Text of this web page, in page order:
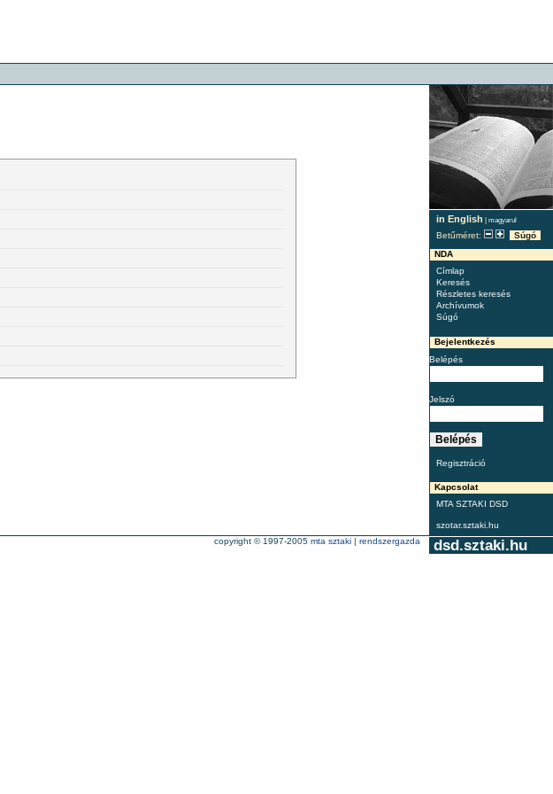
in English | magyarul
Betűméret:
Súgó
NDA
Címlap
Keresés
Részletes keresés
Archívumok
Súgó
Bejelentkezés
Belépés
Jelszó
Regisztráció
Kapcsolat
MTA SZTAKI DSD
szotar.sztaki.hu
dsd.sztaki.hu
copyright © 1997-2005 mta sztaki | rendszergazda